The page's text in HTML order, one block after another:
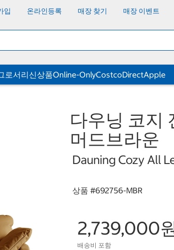
입 온라인등록 매장 찾기 매장 이벤트
로서리신상품Online-OnlyCostcoDirectApple
다우닝 코지
머드브라운
Dauning Cozy All
상품 #692756-MBR
2,739,000
배송비 포함